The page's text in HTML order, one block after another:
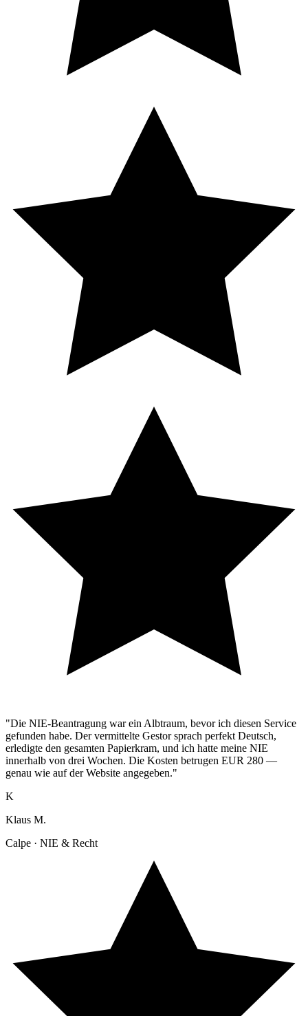
"Die NIE-Beantragung war ein Albtraum, bevor ich diesen Service
gefunden habe. Der vermittelte Gestor sprach perfekt Deutsch,
erledigte den gesamten Papierkram, und ich hatte meine NIE
innerhalb von drei Wochen. Die Kosten betrugen EUR 280 —
genau wie auf der Website angegeben."
K
Klaus M.
Calpe · NIE & Recht